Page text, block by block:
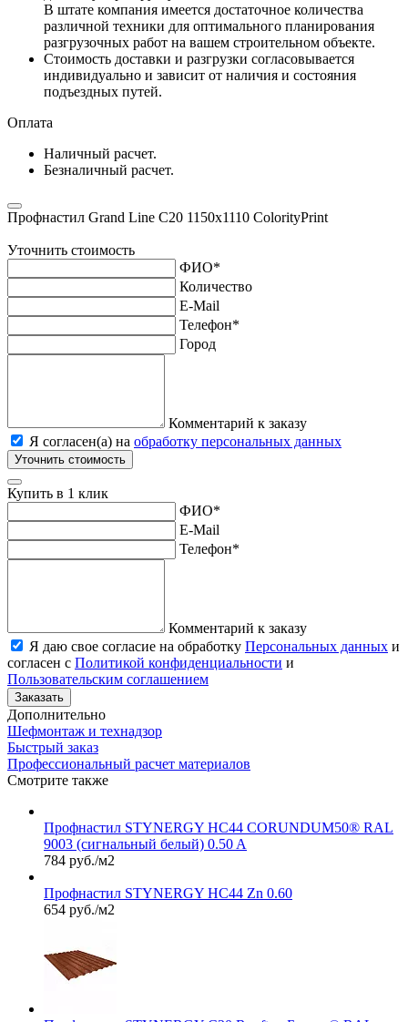
В штате компания имеется достаточное количества
различной техники для оптимального планирования
разгрузочных работ на вашем строительном объекте.
Стоимость доставки и разгрузки согласовывается
индивидуально и зависит от наличия и состояния
подъездных путей.
Оплата
Наличный расчет.
Безналичный расчет.
Профнастил Grand Line С20 1150х1110 ColorityPrint
Уточнить стоимость
ФИО*
Количество
E-Mail
Телефон*
Город
Комментарий к заказу
Я согласен(а) на обработку персональных данных
Уточнить стоимость
Купить в 1 клик
ФИО*
E-Mail
Телефон*
Комментарий к заказу
Я даю свое согласие на обработку Персональных данных и
согласен с Политикой конфиденциальности и
Пользовательским соглашением
Заказать
Дополнительно
Шефмонтаж и технадзор
Быстрый заказ
Профессиональный расчет материалов
Смотрите также
Профнастил STYNERGY НС44 CORUNDUM50® RAL
9003 (сигнальный белый) 0.50 A
784 руб./м2
Профнастил STYNERGY НС44 Zn 0.60
654 руб./м2